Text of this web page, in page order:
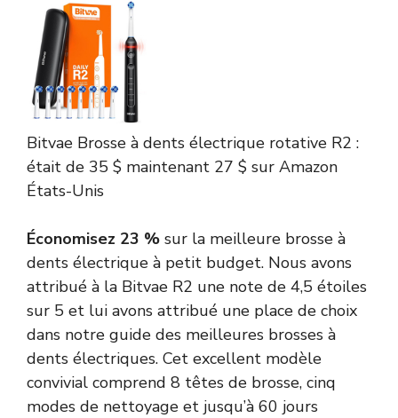
Bitvae Brosse à dents électrique rotative R2 :
était de 35 $ maintenant 27 $ sur Amazon
États-Unis
Économisez 23 % sur la meilleure brosse à
dents électrique à petit budget. Nous avons
attribué à la Bitvae R2 une note de 4,5 étoiles
sur 5 et lui avons attribué une place de choix
dans notre guide des meilleures brosses à
dents électriques. Cet excellent modèle
convivial comprend 8 têtes de brosse, cinq
modes de nettoyage et jusqu’à 60 jours